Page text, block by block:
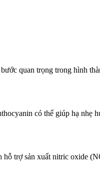
quan trọng trong hình
có thể giúp hạ
trợ sản xuất nitric oxide